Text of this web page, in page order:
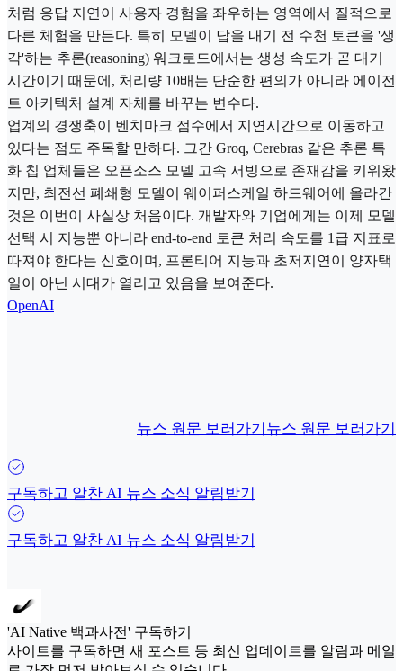
처럼 응답 지연이 사용자 경험을 좌우하는 영역에서 질적으로
다른 체험을 만든다. 특히 모델이 답을 내기 전 수천 토큰을 '생
각'하는 추론(reasoning) 워크로드에서는 생성 속도가 곧 대기
시간이기 때문에, 처리량 10배는 단순한 편의가 아니라 에이전
트 아키텍처 설계 자체를 바꾸는 변수다.
업계의 경쟁축이 벤치마크 점수에서 지연시간으로 이동하고
있다는 점도 주목할 만하다. 그간 Groq, Cerebras 같은 추론 특
화 칩 업체들은 오픈소스 모델 고속 서빙으로 존재감을 키워왔
지만, 최전선 폐쇄형 모델이 웨이퍼스케일 하드웨어에 올라간
것은 이번이 사실상 처음이다. 개발자와 기업에게는 이제 모델
선택 시 지능뿐 아니라 end-to-end 토큰 처리 속도를 1급 지표로
따져야 한다는 신호이며, 프론티어 지능과 초저지연이 양자택
일이 아닌 시대가 열리고 있음을 보여준다.
OpenAI
뉴스 원문 보러가기 뉴스 원문 보러가기
구독하고 알찬 AI 뉴스 소식 알림받기
구독하고 알찬 AI 뉴스 소식 알림받기
'AI Native 백과사전' 구독하기
사이트를 구독하면 새 포스트 등 최신 업데이트를 알림과 메일